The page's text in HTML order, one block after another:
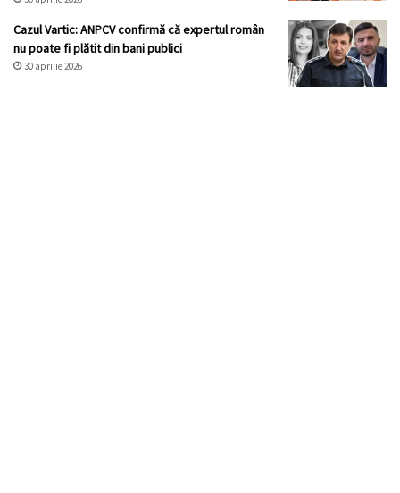
Cazul Vartic: ANPCV confirmă că expertul român
nu poate fi plătit din bani publici
30 aprilie 2026